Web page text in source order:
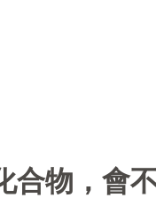
合物，會